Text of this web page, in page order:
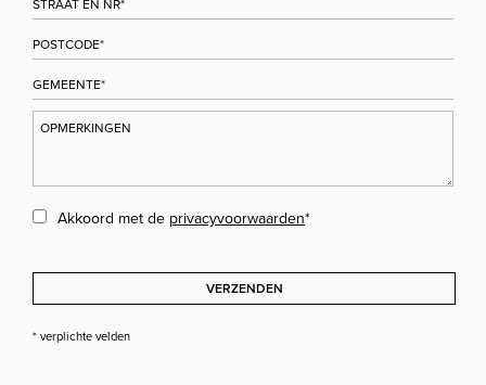
Akkoord met de privacyvoorwaarden*
VERZENDEN
* verplichte velden